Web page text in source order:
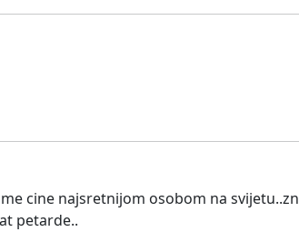
cine najsretnijom osobom na
petarde..